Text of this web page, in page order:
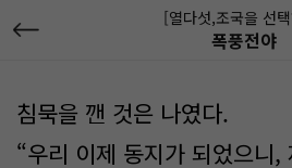
[열다섯,조국을 선
폭풍전야
침묵을 깬 것은 나였다.
“우리 이제 동지가 되었으니,